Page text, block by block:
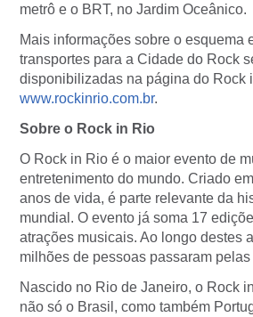
metrô e o BRT, no Jardim Oceânico.
Mais informações sobre o esquema
transportes para a Cidade do Rock
disponibilizadas na página do Rock
www.rockinrio.com.br.
Sobre o Rock in Rio
O Rock in Rio é o maior evento de
entretenimento do mundo. Criado
anos de vida, é parte relevante da
mundial. O evento já soma 17
atrações musicais. Ao longo destes
milhões de pessoas passaram
Nascido no Rio de Janeiro, o Rock
não só o Brasil, como também